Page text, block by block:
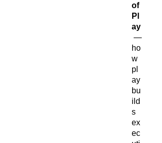
of
Pl
ay
—
ho
w
pl
ay
bu
ild
s
ex
ec